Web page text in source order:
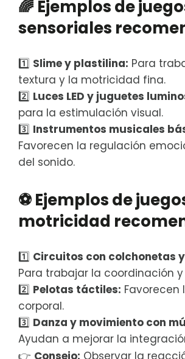
🌈 Ejemplos de
sensoriales
1️⃣ Slime y plastilina: Para
textura y la motricidad fina.
2️⃣ Luces LED y juguetes
para la estimulación visual.
3️⃣ Instrumentos musicales
Favorecen la regulación
del sonido.
⚽Ejemplos de
motricidad
1️⃣ Circuitos con colchonetas
Para trabajar la coordinación y
2️⃣ Pelotas táctiles:
corporal.
3️⃣ Danza y movimiento con
Ayudan a mejorar la
👉 Consejo: Observar la